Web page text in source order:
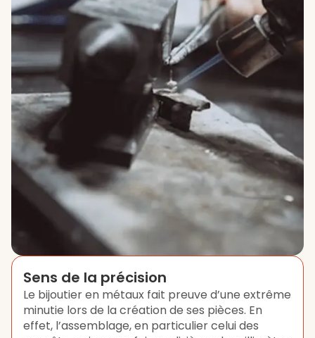
Sens de la précision
Le bijoutier en métaux fait preuve d’une extrême
minutie lors de la création de ses pièces. En
effet, l’assemblage, en particulier celui des